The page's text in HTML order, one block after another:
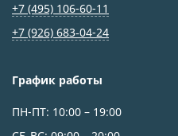
+7 (495) 106-60-11
+7 (926) 683‑04-24
График работы
ПН-ПТ: 10:00 – 19:00